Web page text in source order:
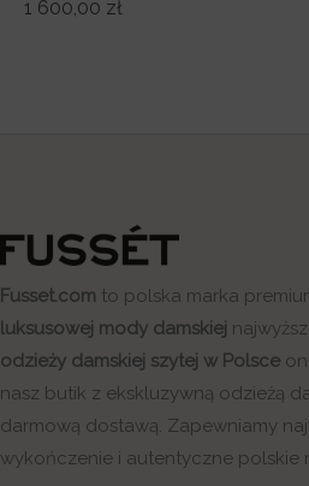
1 600,00 zł
Fusset.com to polska marka
luksusowej mody damskiej
odzieży damskiej szytej w Polsce
nasz butik z ekskluzywną odzieżą
darmową dostawą. Zapewniamy
wykończenie i autentyczne polskie